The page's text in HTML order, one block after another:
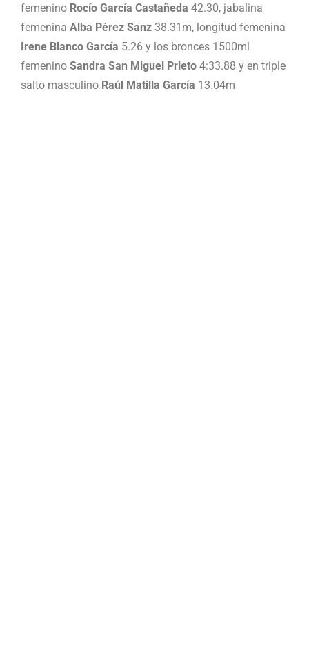
femenino Rocío García Castañeda 42.30, jabalina
femenina Alba Pérez Sanz 38.31m, longitud femenina
Irene Blanco García 5.26 y los bronces 1500ml
femenino Sandra San Miguel Prieto 4:33.88 y en triple
salto masculino Raúl Matilla García 13.04m